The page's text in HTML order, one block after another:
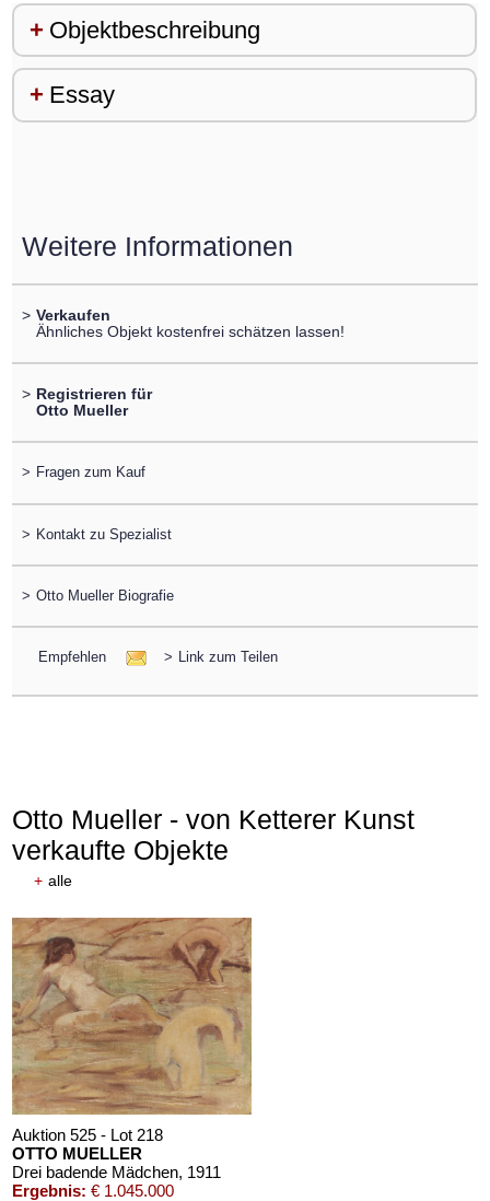
Objektbeschreibung
Essay
Weitere Informationen
> Verkaufen
Ähnliches Objekt kostenfrei schätzen lassen!
> Registrieren für
Otto Mueller
> Fragen zum Kauf
> Kontakt zu Spezialist
> Otto Mueller Biografie
Empfehlen > Link zum Teilen
Otto Mueller - von Ketterer Kunst
verkaufte Objekte
+ alle
Auktion 525 - Lot 218
OTTO MUELLER
Drei badende Mädchen, 1911
Ergebnis: € 1.045.000